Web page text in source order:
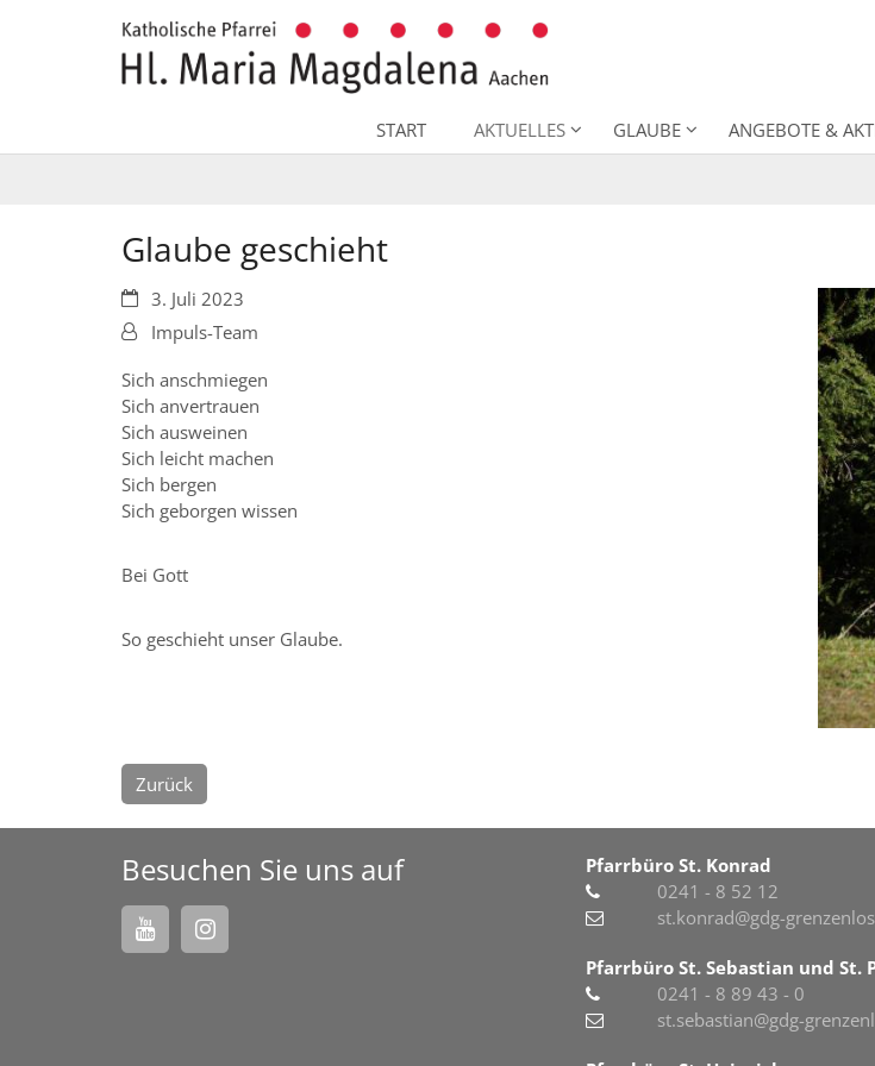
START AKTUELLES GLAUBE ANGEBOTE &
Glaube geschieht
Datum:3. Juli 2023
Von:Impuls-Team
Sich anschmiegen
Sich anvertrauen
Sich ausweinen
Sich leicht machen
Sich bergen
Sich geborgen wissen
Bei Gott
So geschieht unser Glaube.
Zurück
Besuchen Sie uns auf
Pfarrbüro St. Konrad
0241 - 8 52 12
st.konrad@gdg-
Pfarrbüro St. Sebastian und St.
0241 - 8 89 43 - 0
st.sebastian@gdg-